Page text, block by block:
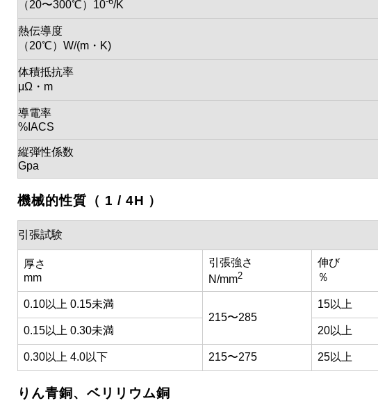
（20〜300℃）10
/K
熱伝導度
（20℃）W/(m・K)
体積抵抗率
μΩ・m
導電率
%IACS
縦弾性係数
Gpa
機械的性質（ 1 / 4H ）
引張試験
厚さ
mm
引張強さ
N/mm2
伸び
％
0.10以上 0.15未満
215〜285
15以上
0.15以上 0.30未満 20以上
0.30以上 4.0以下 215〜275 25以上
りん青銅、ベリリウム銅